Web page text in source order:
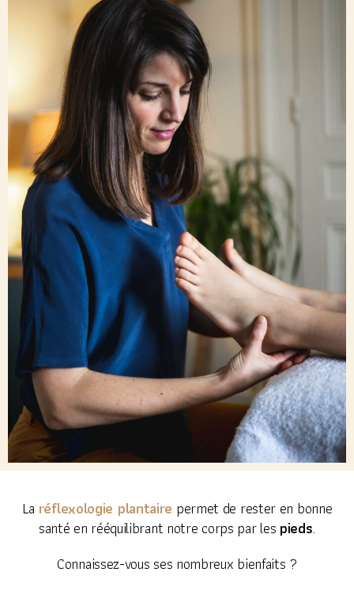
La réflexologie plantaire permet de rester en bonne
santé en rééquilibrant notre corps par les pieds.
Connaissez-vous ses nombreux bienfaits ?